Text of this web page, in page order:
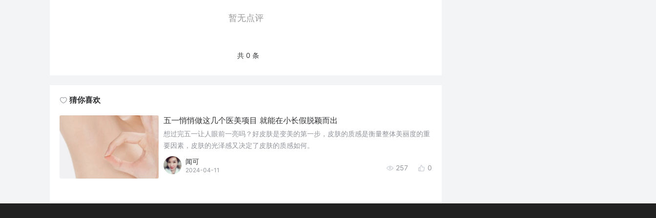
暂无点评
共 0 条
猜你喜欢
五一悄悄做这几个医美项目 就能在小长假脱颖而出
想过完五一让人眼前一亮吗？好皮肤是变美的第一步，皮肤的质感是衡量整体美丽度的重
要因素，皮肤的光泽感又决定了皮肤的质感如何。
闻可
2024-04-11 257 0